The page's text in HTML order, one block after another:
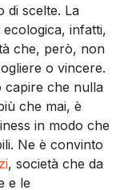
di scelte. La
infatti,
che, però, non
o vincere.
capire che nulla
che mai, è
in modo che
Ne è convinto
, società che da
e le